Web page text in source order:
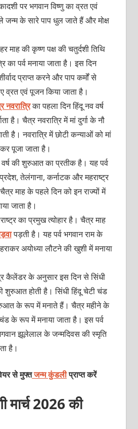
पर भगवान विष्‍णु का व्रत एवं
के सारे पाप धुल जाते हैं और मोक्ष
हर माह की कृष्‍ण पक्ष की चतुर्दशी तिथि
का पर्व मनाया जाता है। इस दिन
प्राप्‍त करने और पाप कर्मों से
व्रत एवं पूजन किया जाता है।
नवरात्रिका पहला दिन हिंदू नव वर्ष
है। चैत्र नवरात्रि में मां दुर्गा के नौ
है। नवरात्रि में छोटी कन्‍याओं को मां
पूजा जाता है।
की शुरुआत का प्रतीक है। यह पर्व
तेलंगाना, कर्नाटक और महराष्‍ट्र
माह के पहले दिन को इन राज्‍यों में
जाता है।
का प्रमुख त्‍योहार है। चैत्र माह
पड़ती है। यह पर्व भगवान राम के
अयोध्‍या लौटने की खुशी में मनाया
कैलेंडर के अनुसार इस दिन से सिंधी
शुरुआत होती है। सिंधी हिंदू चेटी चंड
के रूप में मनाते हैं। चैत्र महीने के
के रूप में मनाया जाता है। इस पर्व
झूलेलाल के जन्‍मदिवस की स्‍मृति
है।
से मुफ्तजन्म कुंडलीप्राप्त करें
मार्च 2026 की